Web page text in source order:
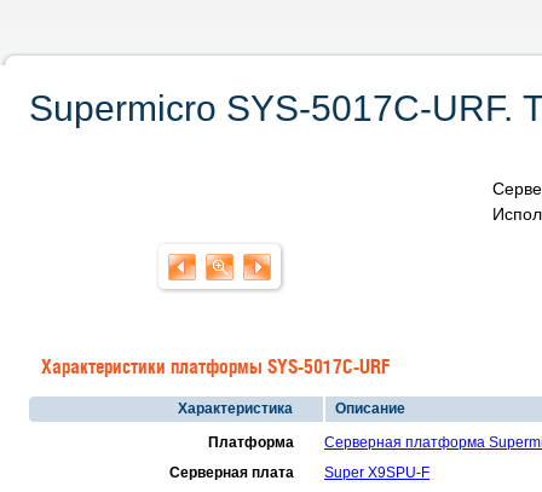
Supermicro SYS-5017C-URF.
Характеристики платформы SYS-5017C-URF
Характеристика
Описание
Платформа
Серверная платформа
Серверная плата
Super X9SPU-F